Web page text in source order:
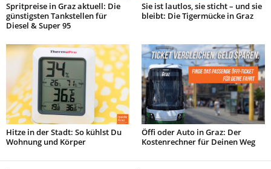
Spritpreise in Graz aktuell: Die
günstigsten Tankstellen für
Diesel & Super 95
Sie ist lautlos, sie sticht – und sie
bleibt: Die Tigermücke in Graz
Hitze in der Stadt: So kühlst Du
Wohnung und Körper
Öffi oder Auto in Graz: Der
Kostenrechner für Deinen Weg